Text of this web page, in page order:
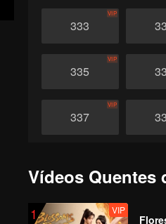
333
VIP
335
VIP
337
VIP
341
Vídeos Quentes
1 VIP